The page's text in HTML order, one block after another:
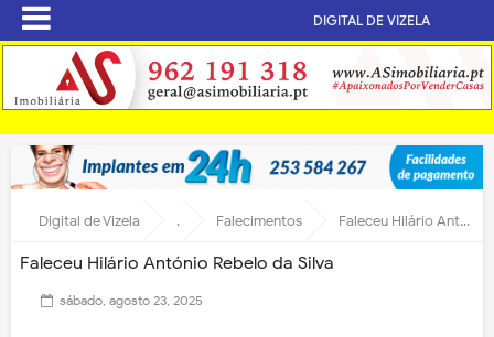
DIGITAL DE VIZELA
Digital de Vizela . Falecimentos Faleceu Hilário António Rebelo da Silva
Faleceu Hilário António Rebelo da Silva
sábado, agosto 23, 2025